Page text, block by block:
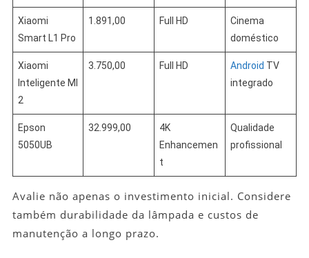
Xiaomi
Smart L1 Pro
1.891,00 Full HD
Cinema
doméstico
Xiaomi
Inteligente MI
2
3.750,00 Full HD Android TV
integrado
Epson
5050UB
32.999,00
4K
Enhancemen
t
Qualidade
profissional
Avalie não apenas o investimento inicial. Considere
também durabilidade da lâmpada e custos de
manutenção a longo prazo.